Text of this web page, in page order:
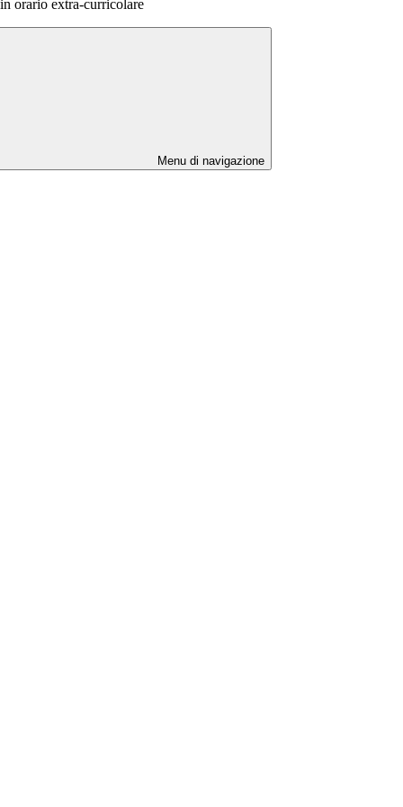
orario extra-curricolare
Menu di navigazione